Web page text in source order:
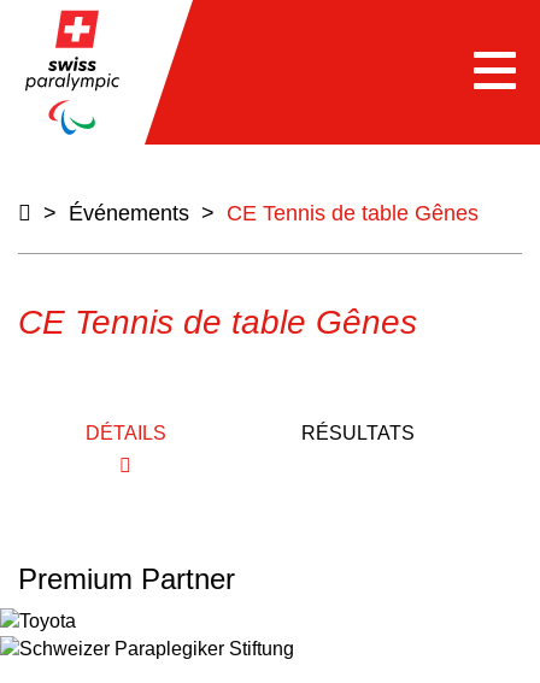
> Événements > CE Tennis de table Gênes
CE Tennis de table Gênes
DÉTAILS RÉSULTATS
Premium Partner